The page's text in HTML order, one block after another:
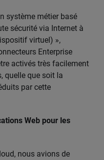
système métier basé
sécurité via Internet à
virtuel) »,
Enterprise
activés très facilement
quelle que soit la
par cette
Web pour les
nous avions de